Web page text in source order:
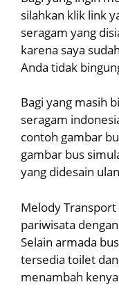
silahkan klik link
seragam yang
karena saya
Anda tidak
Bagi yang masih
seragam
contoh gambar
gambar bus
yang didesain
Melody
pariwisata
Selain armada
tersedia toilet
menambah